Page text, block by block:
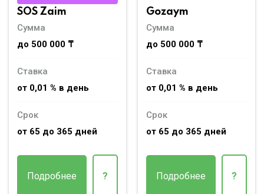
SOS Zaim
Сумма
до 500 000 ₸
Ставка
от 0,01 % в день
Срок
от 65 до 365 дней
Подробнее ?
Gozaym
Сумма
до 500 000 ₸
Ставка
от 0,01 % в день
Срок
от 65 до 365 дней
Подробнее ?